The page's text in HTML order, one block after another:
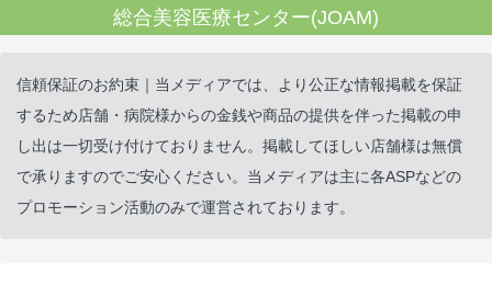
総合美容医療センター(JOAM)
信頼保証のお約束｜当メディアでは、より公正な情報掲載を保証
するため店舗・病院様からの金銭や商品の提供を伴った掲載の申
し出は一切受け付けておりません。掲載してほしい店舗様は無償
で承りますのでご安心ください。当メディアは主に各ASPなどの
プロモーション活動のみで運営されております。